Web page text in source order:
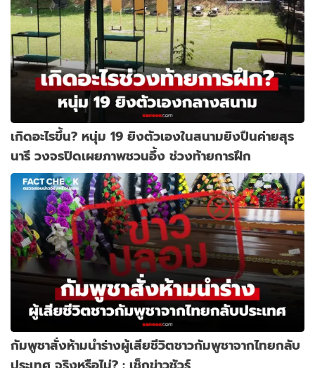
เกิดอะไรขึ้น? หนุ่ม 19 ยิงตัวเองในสนามยิงปืนค่ายสุร
นารี วงจรปิดเผยภาพชวนอึ้ง ช่วงท้ายการฝึก
กัมพูชาสั่งห้ามนำร่างผู้เสียชีวิตชาวกัมพูชาจากไทยกลับ